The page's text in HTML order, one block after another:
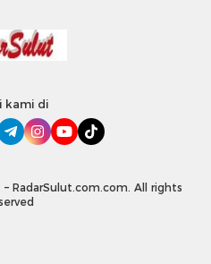
kami di
RadarSulut.com.com. All rights